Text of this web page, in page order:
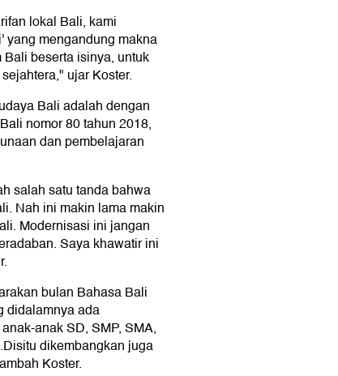
lokal Bali, kami
yang mengandung makna
beserta isinya, untuk
ujar Koster.
Bali adalah dengan
nomor 80 tahun 2018,
dan pembelajaran
salah satu tanda bahwa
Nah ini makin lama makin
Modernisasi ini jangan
Saya khawatir ini
bulan Bahasa Bali
didalamnya ada
anak SD, SMP, SMA,
dikembangkan juga
Koster.